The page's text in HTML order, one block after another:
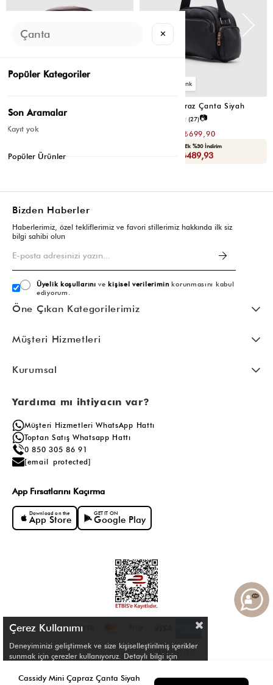
Ürün fotoğrafta göründüğü kadar büyük gelmiyor hayal kırıklığı
gerçekten kalite olarak iyi gözüküyor.Boyutu küçük de olsa iade
ile uğraşamayacağım
₺1.399,80
Sepette : ₺489,93
Montes Çapraz Çanta Siyah
(27)📷
₺699,90
Seçili Ürünlerde Ek %30 İndirim
Sepette : ₺489,93
Bizden Haberler
Haberlerimiz, özel tekliflerimiz ve favori stillerimiz hakkında ilk siz
bilgi sahibi olun
Üyelik koşullarını vekişisel verileriminkorunmasını kabul
ediyorum.
Öne Çıkan Kategorilerimiz
Müşteri Hizmetleri
Kurumsal
Yardıma mı ihtiyacın var?
Müşteri Hizmetleri WhatsApp Hattı
Toptan Satış Whatsapp Hattı
0 850 305 86 91
[email protected]
App Fırsatlarını Kaçırma
Download on the
App Store
GET IT ON
Google Play
Çerez Kullanımı
Deneyiminizi geliştirmek ve size kişiselleştirilmiş içerikler
sunmak için çerezler kullanıyoruz. Detaylı bilgi için
Cassidy Mini Çapraz Çanta Siyah
✕
Popüler Kategoriler
Son Aramalar
Kayıt yok
Popüler Ürünler